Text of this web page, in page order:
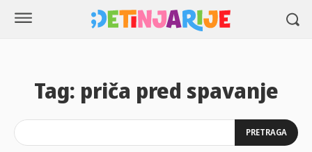
Tag: priča pred spavanje
PRETRAGA